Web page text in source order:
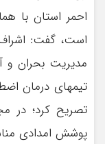
احمر استان با
است، گفت:
مدیریت بحران و
تیمهای درمان
تصریح کرد؛ در
پوشش امدادی